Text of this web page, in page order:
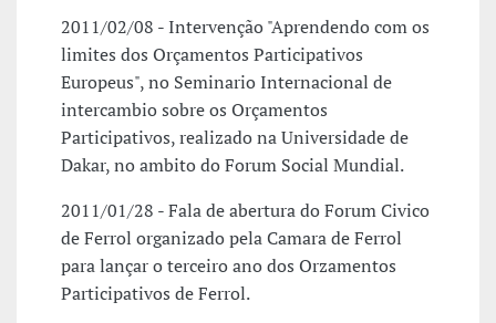
2011/02/08 - Intervenção "Aprendendo com os
limites dos Orçamentos Participativos
Europeus", no Seminario Internacional de
intercambio sobre os Orçamentos
Participativos, realizado na Universidade de
Dakar, no ambito do Forum Social Mundial.
2011/01/28 - Fala de abertura do Forum Civico
de Ferrol organizado pela Camara de Ferrol
para lançar o terceiro ano dos Orzamentos
Participativos de Ferrol.